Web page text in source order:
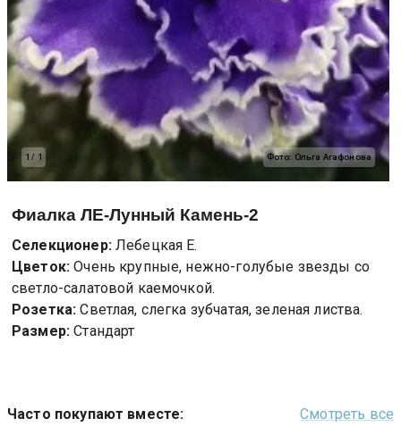
1 / 1 Фото: Ольга Агафонова
Фиалка ЛЕ-Лунный Камень-2
Селекционер: Лебецкая Е.
Цветок: Очень крупные, нежно-голубые звезды со
светло-салатовой каемочкой.
Розетка: Светлая, слегка зубчатая, зеленая листва.
Размер: Стандарт
Часто покупают вместе: Смотреть все